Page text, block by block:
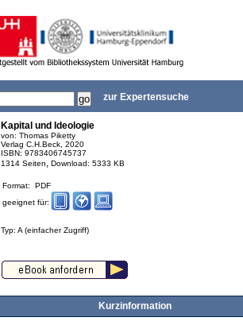
zur Expertensuche
Kapital und Ideologie
von: Thomas Piketty
Verlag C.H.Beck, 2020
ISBN: 9783406745737
1314 Seiten, Download: 5333 KB
Format: PDF
geeignet für:
Typ: A (einfacher Zugriff)
Kurzinformation